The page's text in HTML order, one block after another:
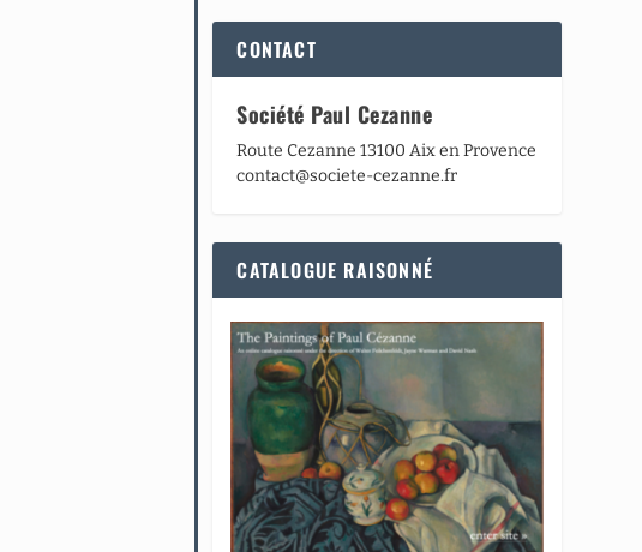
CONTACT
Société Paul Cezanne
Route Cezanne 13100 Aix en Provence
contact@societe-cezanne.fr
CATALOGUE RAISONNÉ